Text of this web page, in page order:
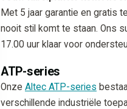
Met 5 jaar garantie en gratis
nooit stil komt te staan. Ons
17.00 uur klaar voor
ATP-series
Onze Altec ATP-series
verschillende industriële